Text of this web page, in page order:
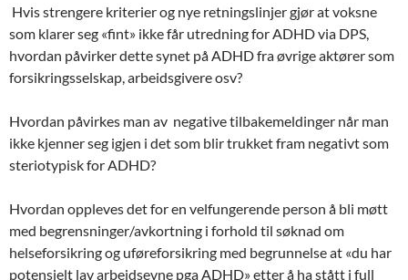
Hvis strengere kriterier og nye retningslinjer gjør at voksne
som klarer seg «fint» ikke får utredning for ADHD via DPS,
hvordan påvirker dette synet på ADHD fra øvrige aktører som
forsikringsselskap, arbeidsgivere osv?
Hvordan påvirkes man av negative tilbakemeldinger når man
ikke kjenner seg igjen i det som blir trukket fram negativt som
steriotypisk for ADHD?
Hvordan oppleves det for en velfungerende person å bli møtt
med begrensninger/avkortning i forhold til søknad om
helseforsikring og uføreforsikring med begrunnelse at «du har
potensielt lav arbeidsevne pga ADHD» etter å ha stått i full